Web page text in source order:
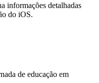
informações detalhadas
do iOS.
de educação em